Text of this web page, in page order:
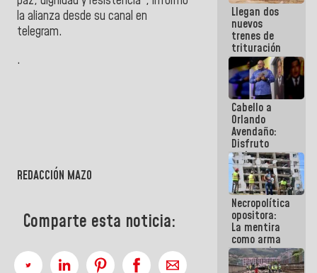
la alianza desde su canal en
telegram.
.
REDACCIÓN MAZO
Comparte esta noticia:
Llegan dos
nuevos
trenes de
trituración
para
optimizar
manejo de
escombros
en La Guaira
Cabello a
Orlando
Avendaño:
Disfruto
cada vez
que escribes
porque lo
que haces
es
embarrarla
Necropolítica
opositora:
La mentira
como arma
contra el
Pueblo